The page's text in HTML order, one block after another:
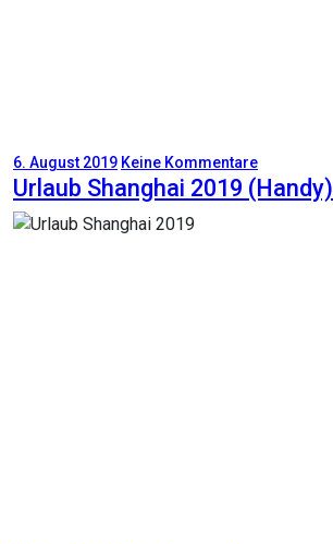
6. August 2019 Keine Kommentare
Urlaub Shanghai 2019 (Handy)